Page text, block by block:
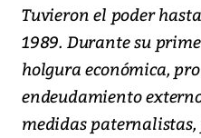
Tuvieron el poder
1989. Durante su
holgura económica,
endeudamiento
medidas